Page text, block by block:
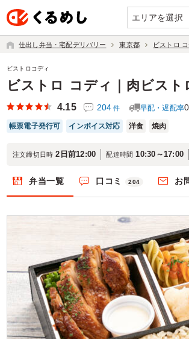
エリアを選択
仕出し弁当・宅配デリバリー 東京都 ビストロ
ビストロ コディ｜肉ビスト
ビストロコディ
4.15 204 件 早配・遅配率0
帳票電子発行可 インボイス対応 洋食 焼肉
注文締切日時 2日前12:00 配達時間 10:30～17:00
弁当一覧 口コミ 204 お